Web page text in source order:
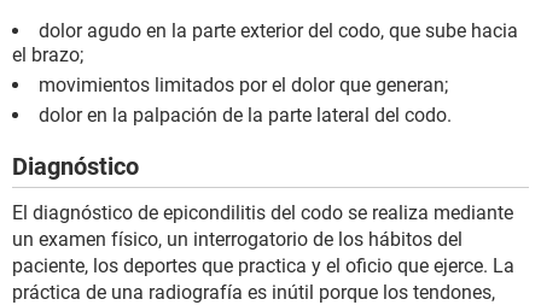
dolor agudo en la parte exterior del codo, que sube hacia
el brazo;
movimientos limitados por el dolor que generan;
dolor en la palpación de la parte lateral del codo.
Diagnóstico
El diagnóstico de epicondilitis del codo se realiza mediante
un examen físico, un interrogatorio de los hábitos del
paciente, los deportes que practica y el oficio que ejerce. La
práctica de una radiografía es inútil porque los tendones,